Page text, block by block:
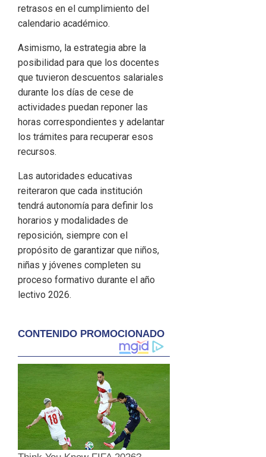
retrasos en el cumplimiento del
calendario académico.
Asimismo, la estrategia abre la
posibilidad para que los docentes
que tuvieron descuentos salariales
durante los días de cese de
actividades puedan reponer las
horas correspondientes y adelantar
los trámites para recuperar esos
recursos.
Las autoridades educativas
reiteraron que cada institución
tendrá autonomía para definir los
horarios y modalidades de
reposición, siempre con el
propósito de garantizar que niños,
niñas y jóvenes completen su
proceso formativo durante el año
lectivo 2026.